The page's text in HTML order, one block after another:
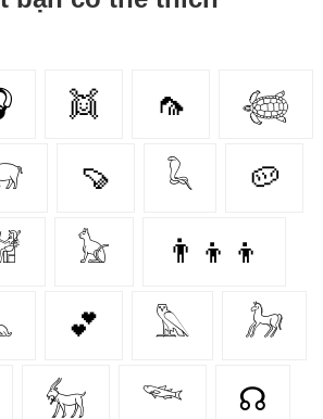
👯‍ 🦟 𓆉
🍠 𓆗 🥔
𓃠 👨‍👦‍👦
💕 𓅓 𓃗
𓃶 𓆝 ☊